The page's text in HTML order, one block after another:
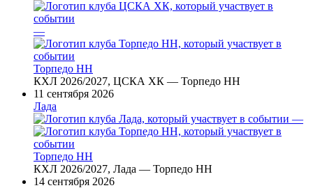
—
Торпедо НН
КХЛ 2026/2027, ЦСКА ХК — Торпедо НН
11 сентября 2026
Лада
—
Торпедо НН
КХЛ 2026/2027, Лада — Торпедо НН
14 сентября 2026